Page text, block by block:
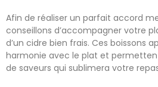
Afin de réaliser un parfait accord
conseillons d’accompagner votre
d’un cidre bien frais. Ces boissons
harmonie avec le plat et
de saveurs qui sublimera votre